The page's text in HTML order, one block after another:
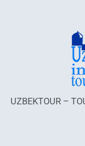
UZBEKTOUR –